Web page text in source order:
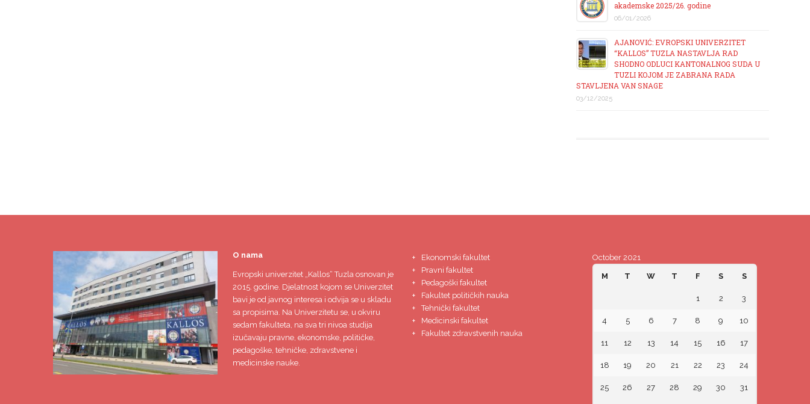
akademske 2025/26. godine
06/01/2026
AJANOVIĆ: EVROPSKI UNIVERZITET
“KALLOS” TUZLA NASTAVLJA RAD
SHODNO ODLUCI KANTONALNOG SUDA U
TUZLI KOJOM JE ZABRANA RADA
STAVLJENA VAN SNAGE
03/12/2025
O nama
Evropski univerzitet „Kallos“ Tuzlaosnovan je
2015. godine. Djelatnost kojom se Univerzitet
bavi je od javnog interesa i odvija se u skladu
sa propisima. Na Univerzitetu se, u okviru
sedam fakulteta, na sva tri nivoa studija
izučavaju pravne, ekonomske, političke,
pedagoške, tehničke, zdravstvene i
medicinske nauke.
Ekonomski fakultet
Pravni fakultet
Pedagoški fakultet
Fakultet političkih nauka
Tehnički fakultet
Medicinski fakultet
Fakultet zdravstvenih nauka
October 2021
M T W T F S S
1 2 3
4 5 6 7 8 9 10
11 12 13 14 15 16 17
18 19 20 21 22 23 24
25 26 27 28 29 30 31